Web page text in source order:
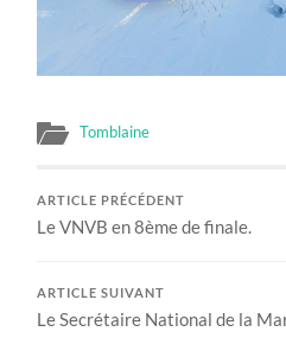
Tomblaine
ARTICLE PRÉCÉDENT
Le VNVB en 8ème de finale.
ARTICLE SUIVANT
Le Secrétaire National de la